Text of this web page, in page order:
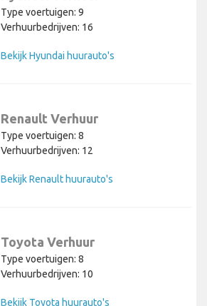
Type voertuigen: 9
Verhuurbedrijven: 16
Bekijk Hyundai huurauto's
Renault Verhuur
Type voertuigen: 8
Verhuurbedrijven: 12
Bekijk Renault huurauto's
Toyota Verhuur
Type voertuigen: 8
Verhuurbedrijven: 10
Bekijk Toyota huurauto's